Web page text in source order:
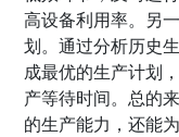
高设备利用率。另
划。通过分析历史
成最优的生产计划
产等待时间。总的
的生产能力，还能